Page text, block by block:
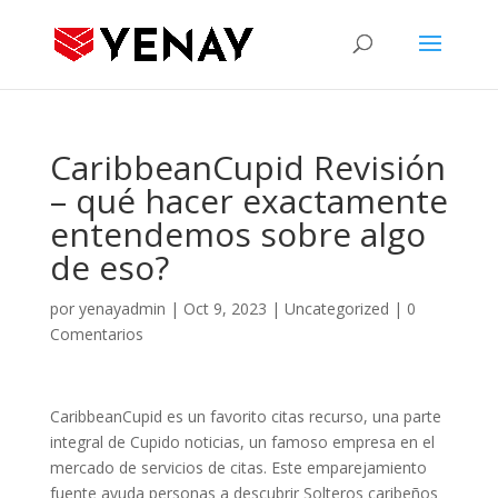
CaribbeanCupid Revisión
– qué hacer exactamente
entendemos sobre algo
de eso?
por yenayadmin | Oct 9, 2023 | Uncategorized | 0
Comentarios
CaribbeanCupid es un favorito citas recurso, una parte
integral de Cupido noticias, un famoso empresa en el
mercado de servicios de citas. Este emparejamiento
fuente ayuda personas a descubrir Solteros caribeños